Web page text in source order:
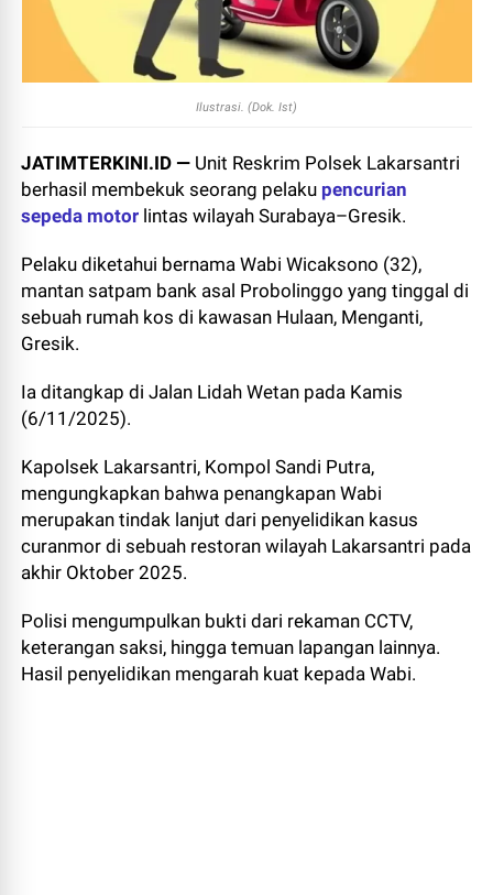
Ilustrasi. (Dok. Ist)
JATIMTERKINI.ID — Unit Reskrim Polsek Lakarsantri
berhasil membekuk seorang pelaku pencurian
sepeda motor lintas wilayah Surabaya–Gresik.
Pelaku diketahui bernama Wabi Wicaksono (32),
mantan satpam bank asal Probolinggo yang tinggal di
sebuah rumah kos di kawasan Hulaan, Menganti,
Gresik.
Ia ditangkap di Jalan Lidah Wetan pada Kamis
(6/11/2025).
Kapolsek Lakarsantri, Kompol Sandi Putra,
mengungkapkan bahwa penangkapan Wabi
merupakan tindak lanjut dari penyelidikan kasus
curanmor di sebuah restoran wilayah Lakarsantri pada
akhir Oktober 2025.
Polisi mengumpulkan bukti dari rekaman CCTV,
keterangan saksi, hingga temuan lapangan lainnya.
Hasil penyelidikan mengarah kuat kepada Wabi.